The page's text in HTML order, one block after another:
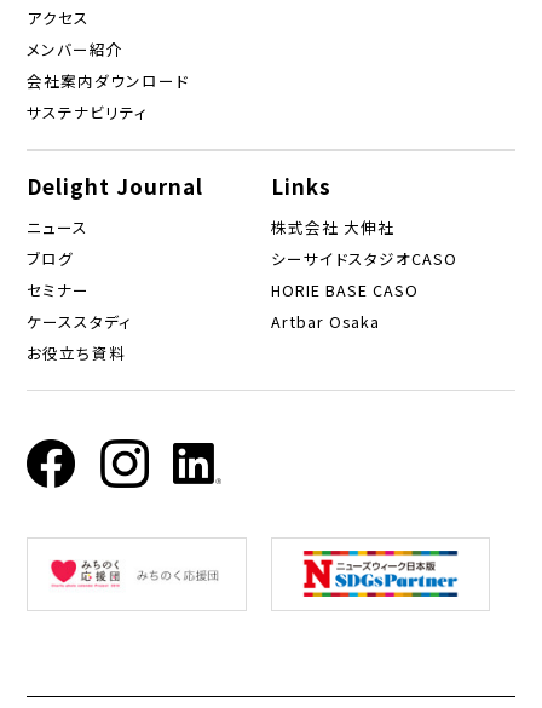
アクセス
メンバー紹介
会社案内ダウンロード
サステナビリティ
Delight Journal
ニュース
ブログ
セミナー
ケーススタディ
お役立ち資料
Links
株式会社 大伸社
シーサイドスタジオCASO
HORIE BASE CASO
Artbar Osaka